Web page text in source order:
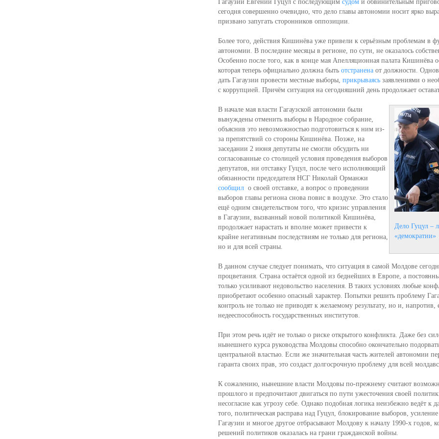
Гагаузии Евгении Гуцул с последующим судоми обвинительным
сегодня совершенно очевидно, что дело главы автономии носит ярко
призвано запугать сторонников оппозиции.
Более того, действия Кишинёва уже привели к серьёзным проблемам в
автономии. В последние месяцы в регионе, по сути, не оказалось
Особенно после того, как в конце мая Апелляционная палата Кишинёва
которая теперь официально должна быть отстраненаот должности.
дать Гагаузии провести местные выборы, прикрываясьзаявлениями о
с коррупцией. Причём ситуация на сегодняшний день продолжает
Дело Гуцул –
«демократии»
В начале мая власти Гагаузской автономии были
вынуждены отменить выборы в Народное собрание,
объяснив это невозможностью подготовиться к ним из-
за препятствий со стороны Кишинёва. Позже, на
заседании 2 июня депутаты не смогли обсудить ни
согласованные со столицей условия проведения выборов
депутатов, ни отставку Гуцул, после чего исполняющий
обязанности председателя НСГ Николай Орманжи
сообщил о своей отставке, а вопрос о проведении
выборов главы региона снова повис в воздухе. Это стало
ещё одним свидетельством того, что кризис управления
в Гагаузии, вызванный новой политикой Кишинёва,
продолжает нарастать и вполне может привести к
крайне негативным последствиям не только для региона,
но и для всей страны.
В данном случае следует понимать, что ситуация в самой Молдове
процветания. Страна остаётся одной из беднейших в Европе, а
только усиливают недовольство населения. В таких условиях любые
приобретают особенно опасный характер. Попытки решить проблему
контроль не только не приводят к желаемому результату, но и,
недееспособность государственных институтов.
При этом речь идёт не только о риске открытого конфликта. Даже без
нынешнего курса руководства Молдовы способно окончательно
центральной властью. Если же значительная часть жителей автономии
гаранта своих прав, это создаст долгосрочную проблему для всей
К сожалению, нынешние власти Молдовы по-прежнему считают
прошлого и предпочитают двигаться по пути ужесточения своей
несогласие как угрозу себе. Однако подобная логика неизбежно ведёт к
того, политическая расправа над Гуцул, блокирование выборов,
Гагаузии и многое другое отбрасывают Молдову к началу 1990-х годов,
решений политиков оказалась на грани гражданской войны.